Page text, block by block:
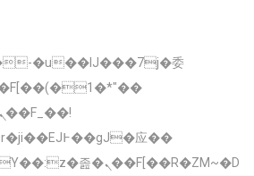
矁[��x�ZM~�n"��IB؃��!'����Тѕ��+��(m��IK�ʭ�/|��ϐܢ��F[��x�ZMz�G�� %嬩�/c��������[[��<�RI:�:c��MΎ��:z�졾�ܢ��F[��R�ZM~�D